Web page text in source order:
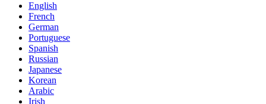
English
French
German
Portuguese
Spanish
Russian
Japanese
Korean
Arabic
Irish